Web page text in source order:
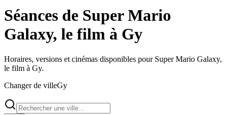
Séances de Super Mario
Galaxy, le film à Gy
Horaires, versions et cinémas disponibles pour Super Mario Galaxy,
le film à Gy.
Changer de villeGy